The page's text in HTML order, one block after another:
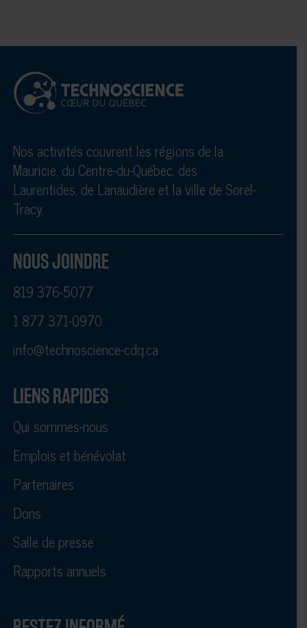
Nos activités couvrent les régions de la
Mauricie, du Centre-du-Québec, des
Laurentides, de Lanaudière et la ville de Sorel-
Tracy.
NOUS JOINDRE
819 376-5077
1 877 371-0970
info@technoscience-cdq.ca
LIENS RAPIDES
Qui sommes-nous
Emplois et bénévolat
Partenaires
Dons
Salle de presse
Rapports annuels